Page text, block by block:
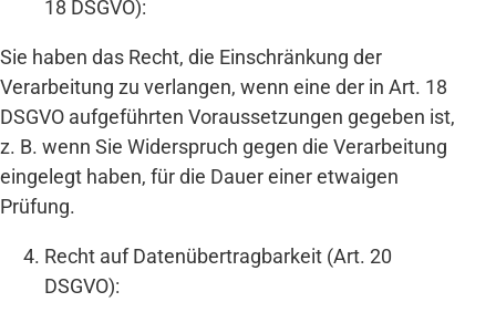
18 DSGVO):
Sie haben das Recht, die Einschränkung der
Verarbeitung zu verlangen, wenn eine der in Art. 18
DSGVO aufgeführten Voraussetzungen gegeben ist,
z. B. wenn Sie Widerspruch gegen die Verarbeitung
eingelegt haben, für die Dauer einer etwaigen
Prüfung.
Recht auf Datenübertragbarkeit (Art. 20
DSGVO):